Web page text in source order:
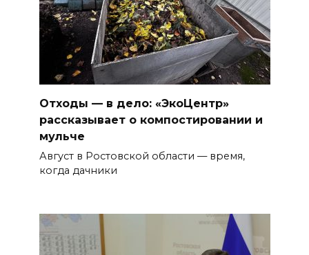
Отходы — в дело: «ЭкоЦентр»
рассказывает о компостировании и
мульче
Август в Ростовской области — время,
когда дачники